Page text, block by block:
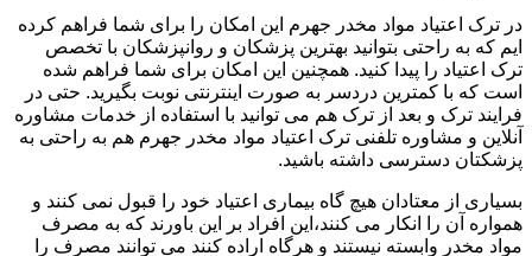
در ترک اعتیاد مواد مخدر جهرم این امکان را برای شما فراهم کرده
ایم که به راحتی بتوانید بهترین پزشکان و روانپزشکان با تخصص
ترک اعتیاد را پیدا کنید. همچنین این امکان برای شما فراهم شده
است که با کمترین دردسر به صورت اینترنتی نوبت بگیرید. حتی در
فرایند ترک و بعد از ترک هم می توانید با استفاده از خدمات مشاوره
آنلاین و مشاوره تلفنی ترک اعتیاد مواد مخدر جهرم هم به راحتی به
پزشکتان دسترسی داشته باشید.
بسیاری از معتادان هیچ گاه بیماری اعتیاد خود را قبول نمی کنند و
همواره آن را انکار می کنند،این افراد بر این باورند که به مصرف
مواد مخدر وابسته نیستند و هرگاه اراده کنند می توانند مصرف را